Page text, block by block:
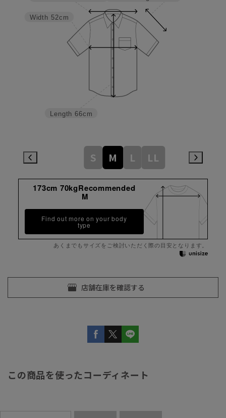
Length 66cm
Width 52cm
S M L LL
173cm 70kgRecommended
M
Find out more on your body
type
あくまでもサイズをご検討いただく際の目安となります。
この商品を使ったコーディネート